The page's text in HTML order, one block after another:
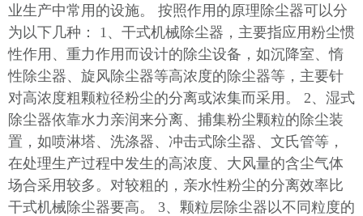
业生产中常用的设施。 按照作用的原理除尘器可以分
为以下几种： 1、干式机械除尘器，主要指应用粉尘惯
性作用、重力作用而设计的除尘设备，如沉降室、惰
性除尘器、旋风除尘器等高浓度的除尘器等，主要针
对高浓度粗颗粒径粉尘的分离或浓集而采用。 2、湿式
除尘器依靠水力亲润来分离、捕集粉尘颗粒的除尘装
置，如喷淋塔、洗涤器、冲击式除尘器、文氏管等，
在处理生产过程中发生的高浓度、大风量的含尘气体
场合采用较多。对较粗的，亲水性粉尘的分离效率比
干式机械除尘器要高。 3、颗粒层除尘器以不同粒度的